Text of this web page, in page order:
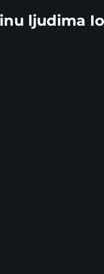
ljudima